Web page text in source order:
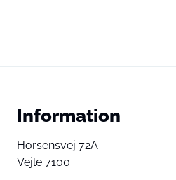
Information
Horsensvej 72A
Vejle 7100